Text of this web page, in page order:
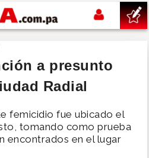
a presunto
Radial
femicidio fue ubicado el
tomando como prueba
encontrados en el lugar